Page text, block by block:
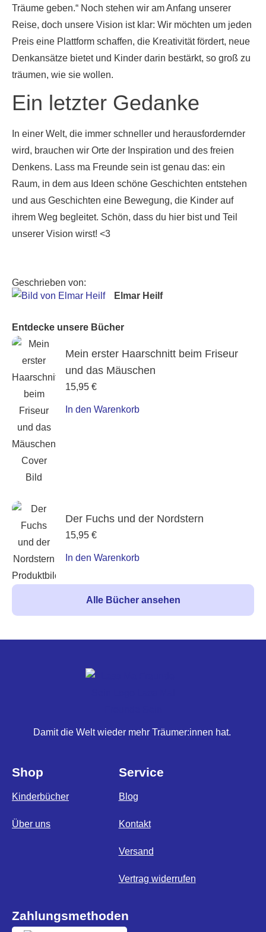
Träume geben.“ Noch stehen wir am Anfang unserer
Reise, doch unsere Vision ist klar: Wir möchten um jeden
Preis eine Plattform schaffen, die Kreativität fördert, neue
Denkansätze bietet und Kinder darin bestärkt, so groß zu
träumen, wie sie wollen.
Ein letzter Gedanke
In einer Welt, die immer schneller und herausfordernder
wird, brauchen wir Orte der Inspiration und des freien
Denkens. Lass ma Freunde sein ist genau das: ein
Raum, in dem aus Ideen schöne Geschichten entstehen
und aus Geschichten eine Bewegung, die Kinder auf
ihrem Weg begleitet. Schön, dass du hier bist und Teil
unserer Vision wirst! <3
Geschrieben von:
Elmar Heilf
Entdecke unsere Bücher
Mein erster Haarschnitt beim Friseur
und das Mäuschen
15,95 €
In den Warenkorb
Der Fuchs und der Nordstern
15,95 €
In den Warenkorb
Alle Bücher ansehen
Damit die Welt wieder mehr Träumer:innen hat.
Shop
Kinderbücher
Über uns
Service
Blog
Kontakt
Versand
Vertrag widerrufen
Zahlungsmethoden